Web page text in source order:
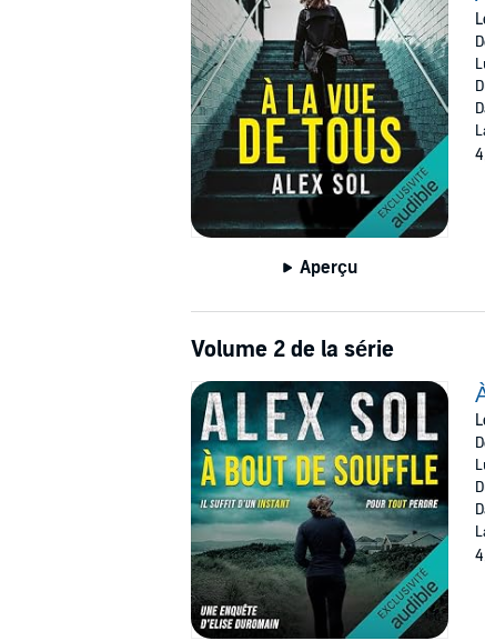
connaissaient-elles leur ravisseur ? Dans
que l’on imagine... "
©2023 Alex Sol (P)2024 Audible GmbH
Aperçu
Volume 2 de la série